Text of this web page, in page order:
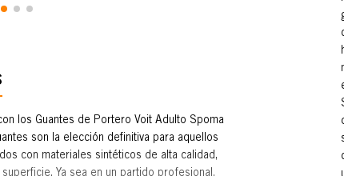
los Guantes de Portero Voit Adulto Spoma
son la elección definitiva para aquellos
con materiales sintéticos de alta calidad,
Ya sea en un partido profesional,